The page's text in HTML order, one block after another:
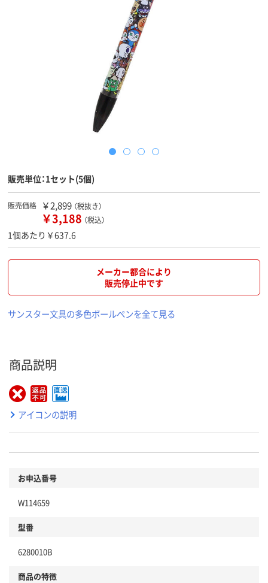
販売単位：1セット(5個)
販売価格 ￥2,899 （税抜き）
￥3,188 （税込）
1個あたり￥637.6
メーカー都合により
販売停止中です
サンスター文具の多色ボールペンを全て見る
商品説明
アイコンの説明
お申込番号
W114659
型番
6280010B
商品の特徴